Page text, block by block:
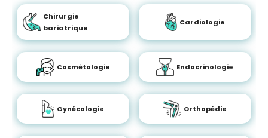
Chirurgie
bariatrique
Cardiologie
Cosmétologie Endocrinologie
Gynécologie Orthopédie